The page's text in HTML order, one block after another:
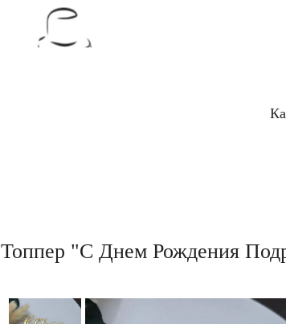
Топпер "С Днем Рождения